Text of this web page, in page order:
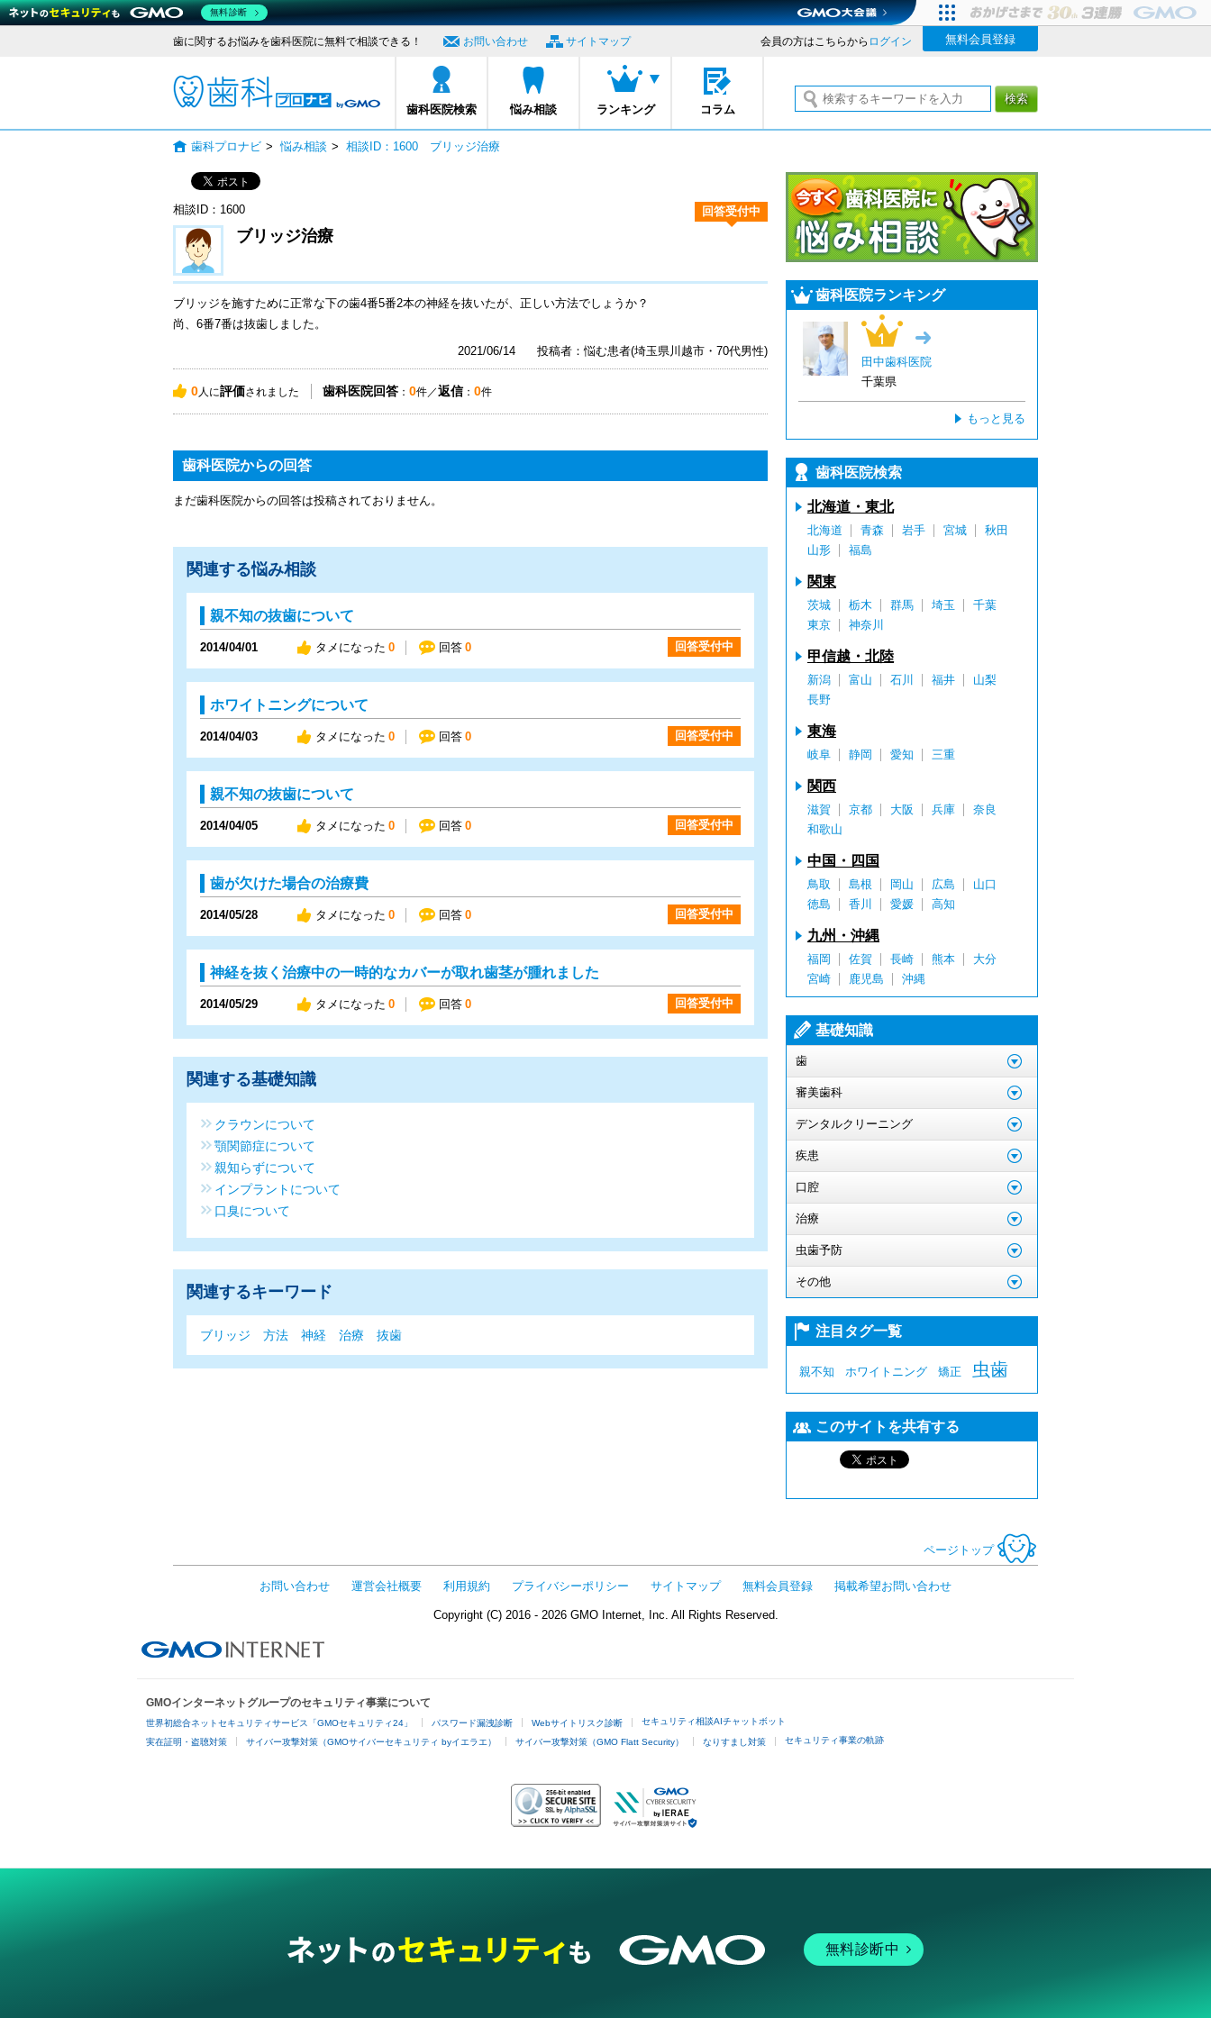
歯に関するお悩みを歯科医院に無料で相談できる！
歯科プロナビ
歯科医院検索 悩み相談 ランキング コラム
お問い合わせ サイトマップ 会員の方はこちらから ログイン 無料会員登録
検索
歯科プロナビ > 悩み相談 > 相談ID：1600 ブリッジ治療
ブリッジ治療
ブリッジを施すために正常な下の歯4番5番2本の神経を抜いたが、正しい方法でしょうか？
尚、6番7番は抜歯しました。
2021/06/14
投稿者：悩む患者(埼玉県川越市・70代男性)
相談ID：1600 回答受付中
0人に評価されました 歯科医院回答： 0件／返信： 0件
歯科医院からの回答
まだ歯科医院からの回答は投稿されておりません。
関連する悩み相談
親不知の抜歯について
2014/04/01 タメになった 0 回答 0 回答受付中
ホワイトニングについて
2014/04/03 タメになった 0 回答 0 回答受付中
親不知の抜歯について
2014/04/05 タメになった 0 回答 0 回答受付中
歯が欠けた場合の治療費
2014/05/28 タメになった 0 回答 0 回答受付中
神経を抜く治療中の一時的なカバーが取れ歯茎が腫れました
2014/05/29 タメになった 0 回答 0 回答受付中
関連する基礎知識
クラウンについて
顎関節症について
親知らずについて
インプラントについて
口臭について
関連するキーワード
ブリッジ 方法 神経 治療 抜歯
歯科医院ランキング
田中歯科医院
千葉県
もっと見る
歯科医院検索
北海道・東北
北海道 青森 岩手 宮城
秋田
山形
福島
関東
茨城 栃木 群馬 埼玉
千葉
東京
神奈川
甲信越・北陸
新潟 富山 石川 福井
山梨
長野
東海
岐阜 静岡 愛知 三重
関西
滋賀 京都 大阪 兵庫
奈良
和歌山
中国・四国
鳥取 島根 岡山 広島
山口
徳島
香川 愛媛 高知
九州・沖縄
福岡 佐賀 長崎 熊本
大分
宮崎
鹿児島 沖縄
基礎知識
歯
審美歯科
デンタルクリーニング
疾患
口腔
治療
虫歯予防
その他
注目タグ一覧
親不知 ホワイトニング 矯正 虫歯
このサイトを共有する
ページトップ
お問い合わせ 運営会社概要 利用規約 プライバシーポリシー サイトマップ 無料会員登録 掲載希望お問い合わせ
Copyright (C) 2016 - 2026 GMO Internet, Inc. All Rights Reserved.
GMOインターネットグループのセキュリティ事業について
世界初総合ネットセキュリティサービス「GMOセキュリティ24」 パスワード漏洩診断 Webサイトリスク診断 セキュリティ相談AIチャットボット
実在証明・盗聴対策 サイバー攻撃対策（GMOサイバーセキュリティ byイエラエ） サイバー攻撃対策（GMO Flatt Security） なりすまし対策 セキュリティ事業の軌跡
無料診断中
無料診断